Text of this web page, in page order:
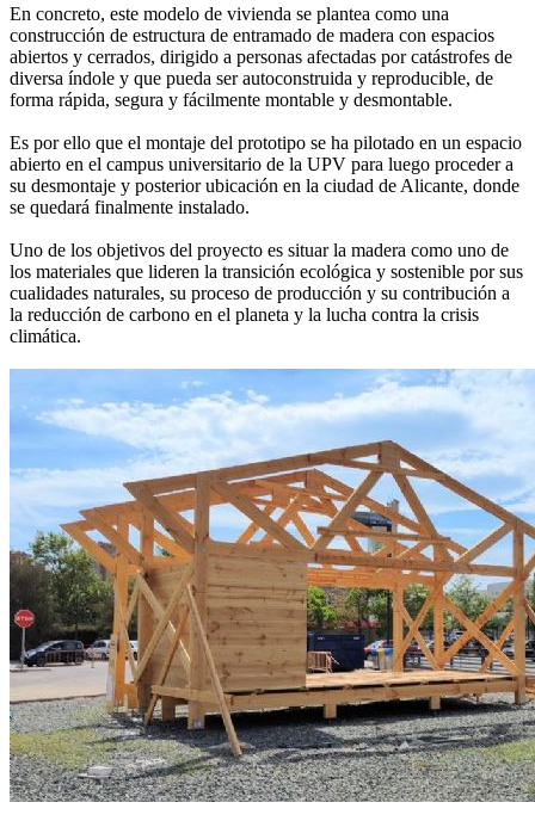
En concreto, este modelo de vivienda se plantea como una
construcción de estructura de entramado de madera con espacios
abiertos y cerrados, dirigido a personas afectadas por catástrofes de
diversa índole y que pueda ser autoconstruida y reproducible, de
forma rápida, segura y fácilmente montable y desmontable.
Es por ello que el montaje del prototipo se ha pilotado en un espacio
abierto en el campus universitario de la UPV para luego proceder a
su desmontaje y posterior ubicación en la ciudad de Alicante, donde
se quedará finalmente instalado.
Uno de los objetivos del proyecto es situar la madera como uno de
los materiales que lideren la transición ecológica y sostenible por sus
cualidades naturales, su proceso de producción y su contribución a
la reducción de carbono en el planeta y la lucha contra la crisis
climática.